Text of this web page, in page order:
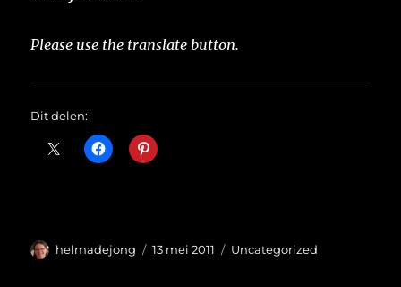
Please use the translate button.
Dit delen:
Auteur
helmadejong
Geplaatst
13 mei 2011 Categorieën
Uncategorized